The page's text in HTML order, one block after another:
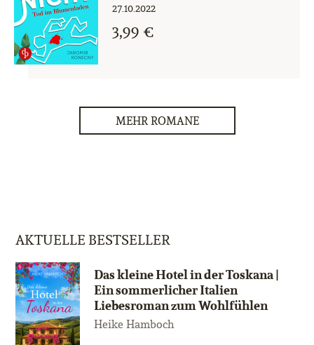
27.10.2022
3,99 €
MEHR ROMANE
AKTUELLE BESTSELLER
Das kleine Hotel in der Toskana |
Ein sommerlicher Italien
Liebesroman zum Wohlfühlen
Heike Hamboch